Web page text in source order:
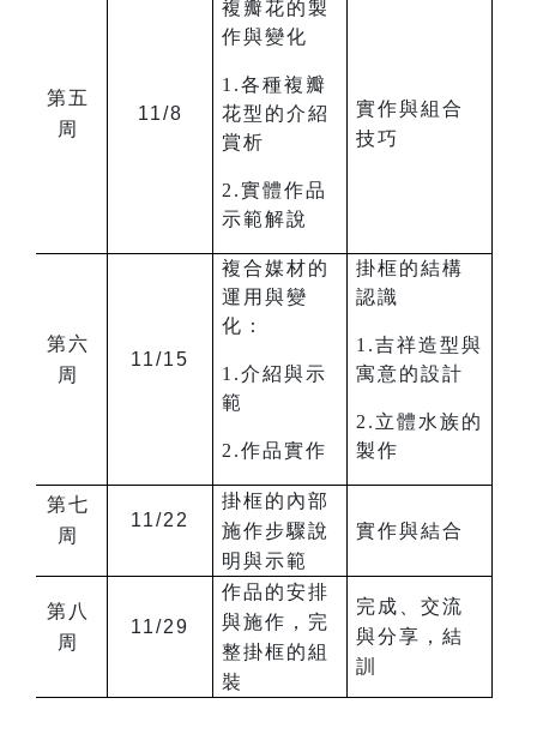
第五
周
11/8
複瓣花的製
作與變化
1.各種複瓣
花型的介紹
賞析
2.實體作品
示範解說
實作與組合
技巧
第六
周
11/15
複合媒材的
運用與變
化：
1.介紹與示
範
2.作品實作
掛框的結構
認識
1.吉祥造型與
寓意的設計
2.立體水族的
製作
第七
周
11/22
掛框的內部
施作步驟說
明與示範
實作與結合
第八
周
11/29
作品的安排
與施作，完
整掛框的組
裝
完成、交流
與分享，結
訓